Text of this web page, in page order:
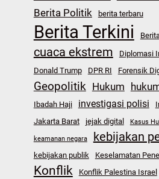
Berita Politik berita terbaru
Berita Terkini
cuaca ekstrem
Diplomasi
Donald Trump
DPR RI Forensik
Geopolitik Hukum
Ibadah Haji investigasi polisi
Jakarta Barat jejak digital Kasus
keamanan negara kebijakan
kebijakan publik Keselamatan
Konflik Konflik Palestina Israel